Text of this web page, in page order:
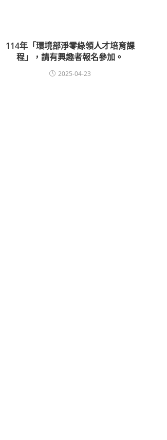
114年「環境部淨零綠領人才培育課
程」，請有興趣者報名參加。
2025-04-23